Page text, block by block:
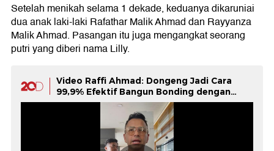
Setelah menikah selama 1 dekade, keduanya dikaruniai
dua anak laki-laki Rafathar Malik Ahmad dan Rayyanza
Malik Ahmad. Pasangan itu juga mengangkat seorang
putri yang diberi nama Lilly.
Video Raffi Ahmad: Dongeng Jadi Cara
99,9% Efektif Bangun Bonding dengan
Anak